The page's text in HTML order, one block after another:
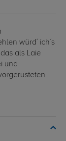
würd´ ich´s
als Laie
und